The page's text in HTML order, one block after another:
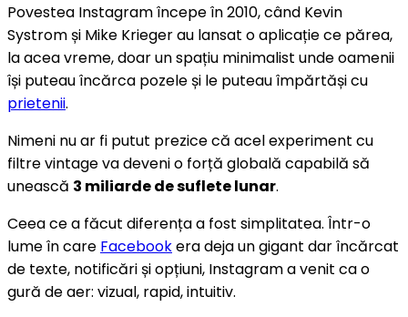
Povestea Instagram începe în 2010, când Kevin
Systrom și Mike Krieger au lansat o aplicație ce părea,
la acea vreme, doar un spațiu minimalist unde oamenii
își puteau încărca pozele și le puteau împărtăși cu
prietenii.
Nimeni nu ar fi putut prezice că acel experiment cu
filtre vintage va deveni o forță globală capabilă să
unească 3 miliarde de suflete lunar.
Ceea ce a făcut diferența a fost simplitatea. Într-o
lume în care Facebookera deja un gigant dar încărcat
de texte, notificări și opțiuni, Instagram a venit ca o
gură de aer: vizual, rapid, intuitiv.